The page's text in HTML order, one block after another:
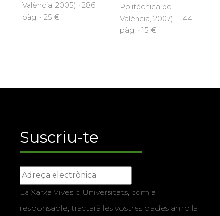
València, 2005) · 286
pàg. · 25 €
Politècnica de
València, 2007) · 144
pàg. · 15 €
Suscriu-te
La Xarxa Vives d’Universitats, com a
responsable, tractarà les vostres dades amb la